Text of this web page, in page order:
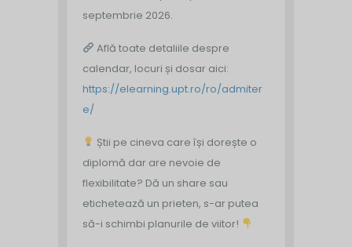
septembrie 2026.
Află toate detaliile despre
calendar, locuri și dosar aici:
https://elearning.upt.ro/ro/admiter
e/
Știi pe cineva care își dorește o
diplomă dar are nevoie de
flexibilitate? Dă un share sau
etichetează un prieten, s-ar putea
să-i schimbi planurile de viitor!